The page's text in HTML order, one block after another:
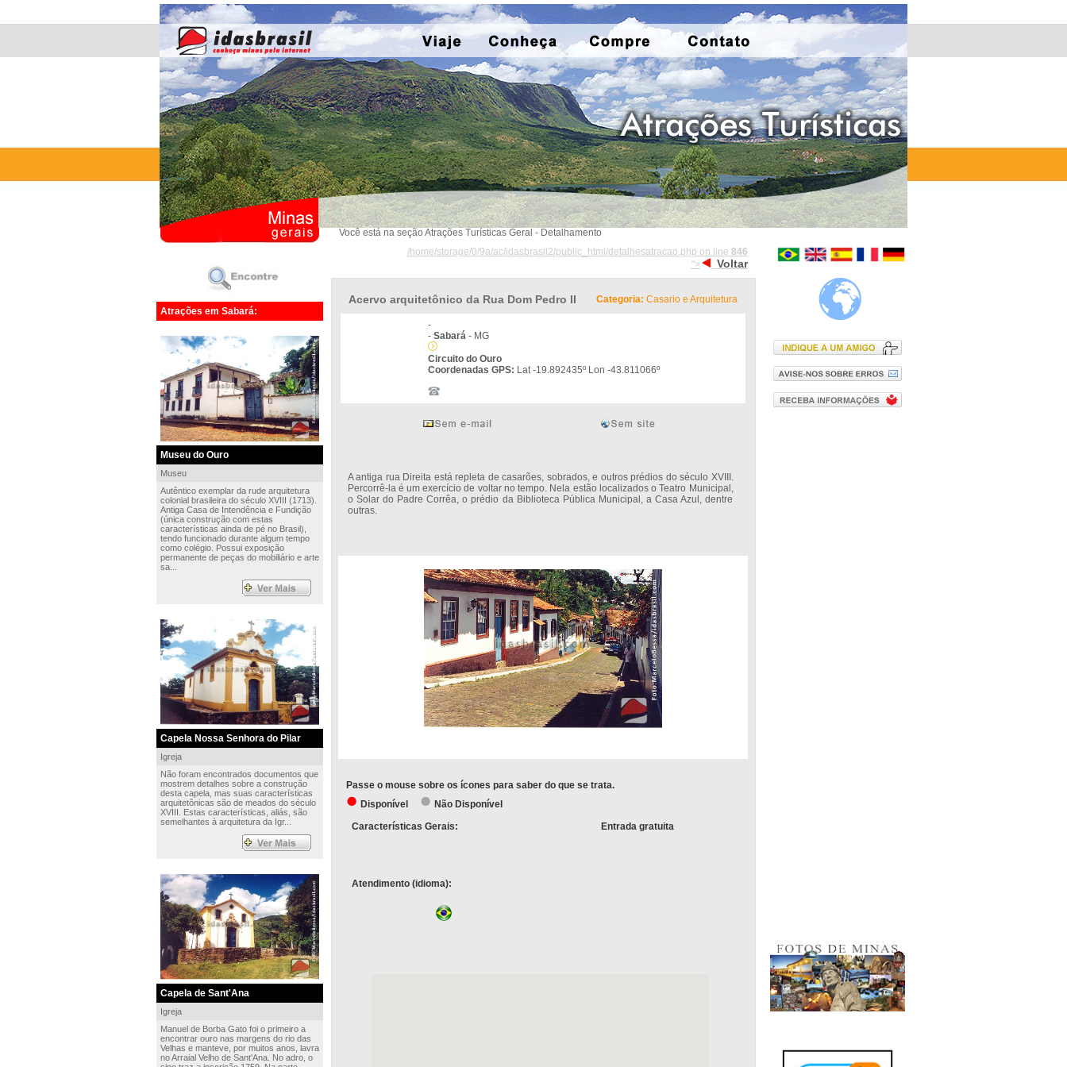
Atrações em Sabará:
Museu do Ouro
Museu
Autêntico exemplar da rude arquitetura
colonial brasileira do século XVIII (1713).
Antiga Casa de Intendência e Fundição
(única construção com estas
características ainda de pé no Brasil),
tendo funcionado durante algum tempo
como colégio. Possui exposição
permanente de peças do mobiliário e arte
sa...
Capela Nossa Senhora do Pilar
Igreja
Não foram encontrados documentos que
mostrem detalhes sobre a construção
desta capela, mas suas características
arquitetônicas são de meados do século
XVIII. Estas características, aliás, são
semelhantes à arquitetura da Igr...
Capela de Sant'Ana
Igreja
Manuel de Borba Gato foi o primeiro a
encontrar ouro nas margens do rio das
Velhas e manteve, por muitos anos, lavra
no Arraial Velho de Sant'Ana. No adro, o
Você está na seção Atrações Turísticas Geral - Detalhamento
/home/storage/0/9a/ac/idasbrasil2/public_html/detalhesatracao.php on line 846
">
Voltar
Acervo arquitetônico da Rua Dom Pedro II Categoria: Casario e Arquitetura
-
- Sabará - MG
Circuito do Ouro
Coordenadas GPS: Lat -19.892435º Lon -43.811066º
A antiga rua Direita está repleta de casarões, sobrados, e outros prédios do século XVIII.
Percorrê-la é um exercício de voltar no tempo. Nela estão localizados o Teatro Municipal,
o Solar do Padre Corrêa, o prédio da Biblioteca Pública Municipal, a Casa Azul, dentre
outras.
Passe o mouse sobre os ícones para saber do que se trata.
Disponível
Não Disponível
Características Gerais:
Atendimento (idioma):
Entrada gratuita